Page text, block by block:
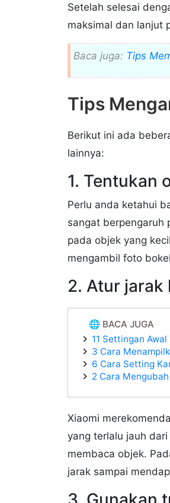
Setelah selesai
maksimal dan lanjut
Baca juga: Tips
Tips
Berikut ini ada
lainnya:
1. Tentukan
Perlu anda ketahui
sangat berpengaruh
pada objek yang
mengambil foto
2. Atur jarak
🌐 BACA JUGA
11 Settingan
3 Cara
6 Cara Setting
2 Cara
Xiaomi
yang terlalu jauh
membaca objek.
jarak sampai